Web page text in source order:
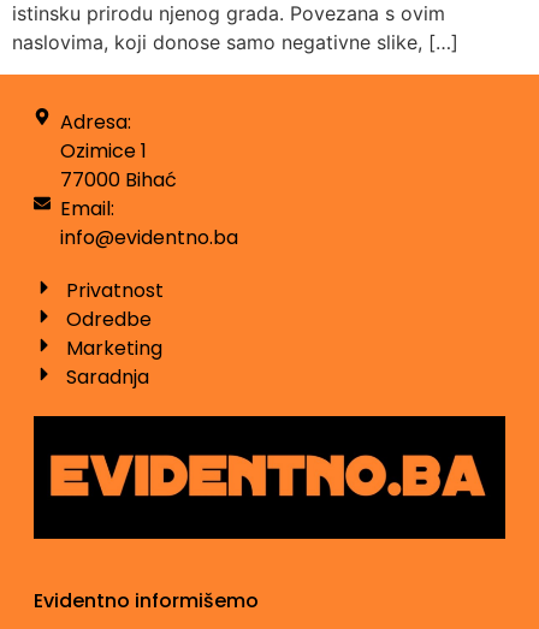
istinsku prirodu njenog grada. Povezana s ovim
naslovima, koji donose samo negativne slike, […]
Adresa:
Ozimice 1
77000 Bihać
Email:
info@evidentno.ba
Privatnost
Odredbe
Marketing
Saradnja
Evidentno informišemo